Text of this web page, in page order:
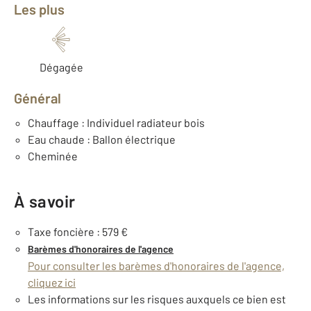
Les plus
Dégagée
Général
Chauffage : Individuel radiateur bois
Eau chaude : Ballon électrique
Cheminée
À savoir
Taxe foncière : 579 €
Barèmes d'honoraires de l'agence
Pour consulter les barèmes d'honoraires de l'agence,
cliquez ici
Les informations sur les risques auxquels ce bien est